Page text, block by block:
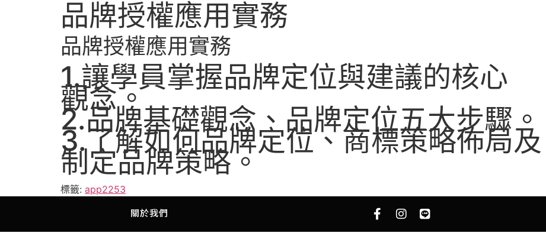
品牌授權應用實務
品牌授權應用實務
1.讓學員掌握品牌定位與建議的核心
觀念。
2.品牌基礎觀念、品牌定位五大步驟。
3.了解如何品牌定位、商標策略佈局及
制定品牌策略。
標籤: app2253
關於我們